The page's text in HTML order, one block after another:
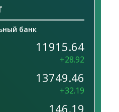
банк
11915.64
+28.92
13749.46
+32.19
146.19